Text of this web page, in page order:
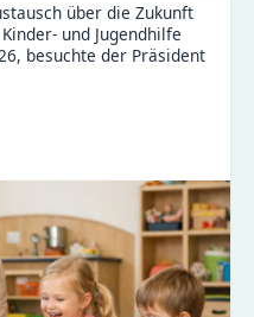
über die Zukunft
und Jugendhilfe
besuchte der Präsident